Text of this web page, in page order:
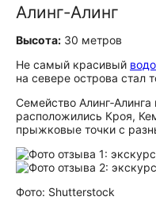
Алинг‑Алинг
Высота: 30 метров
Не самый красивый
на севере острова стал
Семейство
расположились Кроя,
прыжковые точки с
Фото: Shutterstock